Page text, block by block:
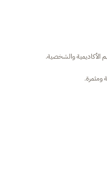
الأكاديمية والشخصية.
ومثمرة.